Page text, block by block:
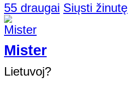
55 draugai Siųsti žinutę
Mister
Lietuvoj?